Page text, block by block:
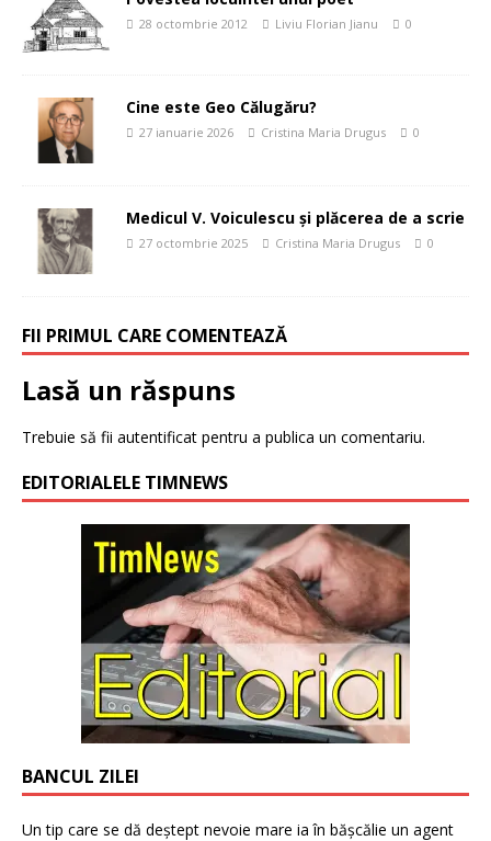
28 octombrie 2012 Liviu Florian Jianu 0
Cine este Geo Călugăru?
27 ianuarie 2026 Cristina Maria Drugus 0
Medicul V. Voiculescu și plăcerea de a scrie
27 octombrie 2025 Cristina Maria Drugus 0
FII PRIMUL CARE COMENTEAZĂ
Lasă un răspuns
Trebuie să fii autentificat pentru a publica un comentariu.
EDITORIALELE TIMNEWS
BANCUL ZILEI
Un tip care se dă deștept nevoie mare ia în bășcălie un agent